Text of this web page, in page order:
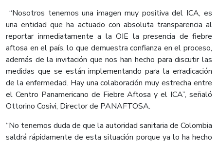
“Nosotros tenemos una imagen muy positiva del ICA, es
una entidad que ha actuado con absoluta transparencia al
reportar inmediatamente a la OIE la presencia de fiebre
aftosa en el país, lo que demuestra confianza en el proceso,
además de la invitación que nos han hecho para discutir las
medidas que se están implementando para la erradicación
de la enfermedad. Hay una colaboración muy estrecha entre
el Centro Panamericano de Fiebre Aftosa y el ICA”, señaló
Ottorino Cosivi, Director de PANAFTOSA.
“No tenemos duda de que la autoridad sanitaria de Colombia
saldrá rápidamente de esta situación porque ya lo ha hecho